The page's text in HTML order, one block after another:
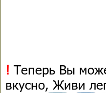
! Теперь Вы
вкусно, Живи